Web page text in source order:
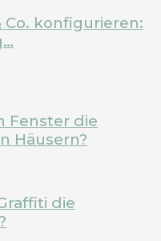
Co. konfigurieren:
Fenster die
Häusern?
die